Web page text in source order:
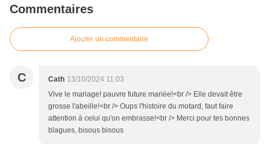
Commentaires
Ajouter un commentaire
C Cath 13/10/2024 11:03
Vive le mariage! pauvre future mariée!<br /> Elle devait être
grosse l'abeille!<br /> Oups l'histoire du motard, faut faire
attention à celui qu'on embrasse!<br /> Merci pour tes bonnes
blagues, bisous bisous